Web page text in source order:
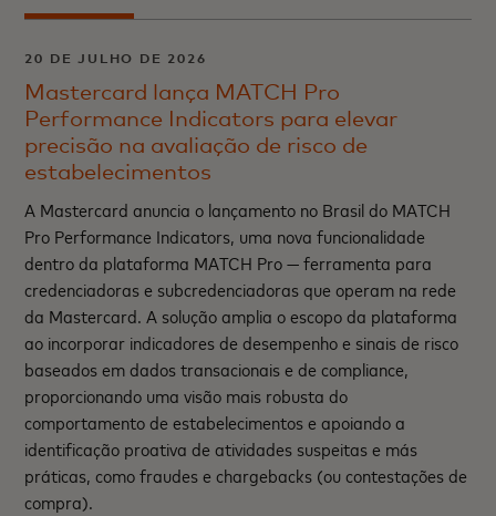
20 DE JULHO DE 2026
Mastercard lança MATCH Pro
Performance Indicators para elevar
precisão na avaliação de risco de
estabelecimentos
A Mastercard anuncia o lançamento no Brasil do MATCH
Pro Performance Indicators, uma nova funcionalidade
dentro da plataforma MATCH Pro — ferramenta para
credenciadoras e subcredenciadoras que operam na rede
da Mastercard. A solução amplia o escopo da plataforma
ao incorporar indicadores de desempenho e sinais de risco
baseados em dados transacionais e de compliance,
proporcionando uma visão mais robusta do
comportamento de estabelecimentos e apoiando a
identificação proativa de atividades suspeitas e más
práticas, como fraudes e chargebacks (ou contestações de
compra).